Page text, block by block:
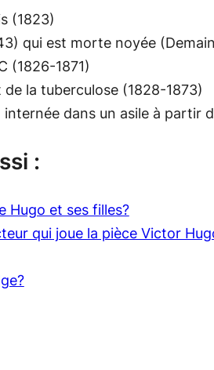
(1823)
qui est morte noyée
(1826-1871)
la tuberculose (1828-1873)
dans un asile à partir
:
Hugo et ses filles?
qui joue la pièce Victor